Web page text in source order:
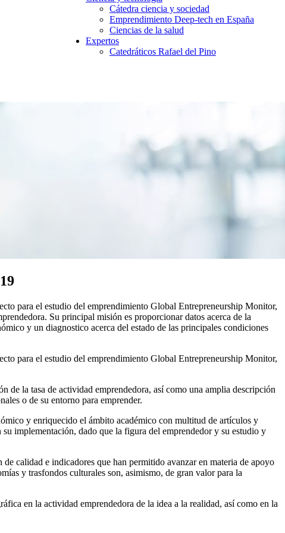
Cátedra ciencia y sociedad
Emprendimiento Deep-tech en España
Ciencias de la salud
Expertos
Catedráticos Rafael del Pino
para el estudio del emprendimiento Global Entrepreneurship Monitor,
Su principal misión es proporcionar datos acerca de la
y un diagnostico acerca del estado de las principales condiciones
para el estudio del emprendimiento Global Entrepreneurship Monitor,
de la tasa de actividad emprendedora, así como una amplia descripción
o de su entorno para emprender.
y enriquecido el ámbito académico con multitud de artículos y
implementación, dado que la figura del emprendedor y su estudio y
calidad e indicadores que han permitido avanzar en materia de apoyo
y trasfondos culturales son, asimismo, de gran valor para la
en la actividad emprendedora de la idea a la realidad, así como en la